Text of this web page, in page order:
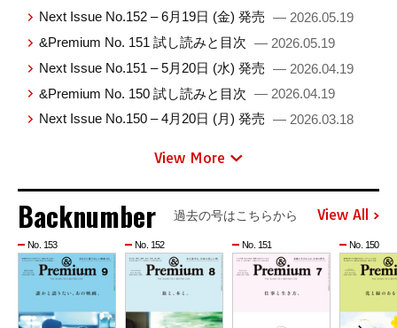
Next Issue No.152 – 6月19日 (金) 発売 — 2026.05.19
&Premium No. 151 試し読みと目次 — 2026.05.19
Next Issue No.151 – 5月20日 (水) 発売 — 2026.04.19
&Premium No. 150 試し読みと目次 — 2026.04.19
Next Issue No.150 – 4月20日 (月) 発売 — 2026.03.18
View More
Backnumber 過去の号はこちらから View All
No. 153 No. 152 No. 151 No. 150